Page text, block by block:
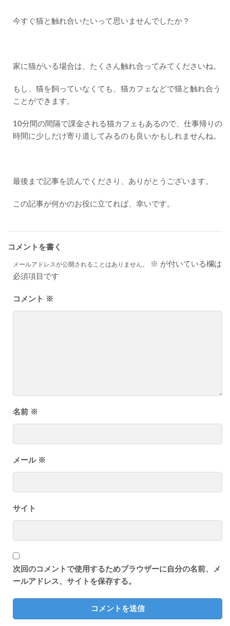
今すぐ猫と触れ合いたいって思いませんでしたか？
家に猫がいる場合は、たくさん触れ合ってみてくださいね。
もし、猫を飼っていなくても、猫カフェなどで猫と触れ合う
ことができます。
10分間の間隔で課金される猫カフェもあるので、仕事帰りの
時間に少しだけ寄り道してみるのも良いかもしれませんね。
最後まで記事を読んでくださり、ありがとうございます。
この記事が何かのお役に立てれば、幸いです。
コメントを書く
メールアドレスが公開されることはありません。 ※ が付いている欄は
必須項目です
コメント ※
名前 ※
メール ※
サイト
次回のコメントで使用するためブラウザーに自分の名前、メ
ールアドレス、サイトを保存する。